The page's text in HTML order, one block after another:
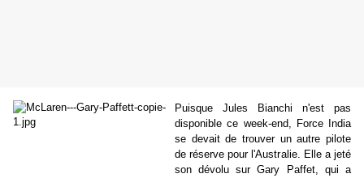
Puisque Jules Bianchi n'est pas
disponible ce week-end, Force India
se devait de trouver un autre pilote
de réserve pour l'Australie. Elle a jeté
son dévolu sur Gary Paffet, qui a